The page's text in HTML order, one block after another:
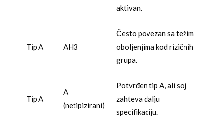
aktivan.
Tip A AH3
Često povezan sa težim
oboljenjima kod rizičnih
grupa.
Tip A
A
(netipizirani)
Potvrđen tip A, ali soj
zahteva dalju
specifikaciju.